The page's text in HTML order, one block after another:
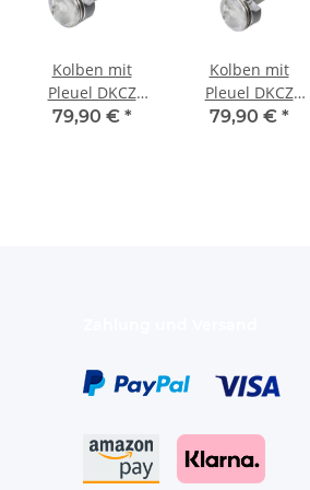
Kolben mit
Pleuel DKCZ
Motor 2,0 TSI
79,90 € *
Kolben mit
Pleuel DKCZ
Motor 2,0 TSI
79,90 € *